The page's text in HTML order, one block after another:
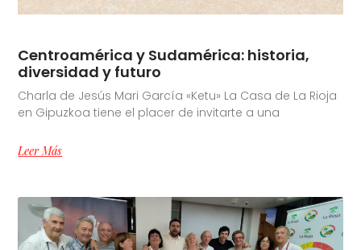
Centroamérica y Sudamérica: historia,
diversidad y futuro
Charla de Jesús Mari García «Ketu» La Casa de La Rioja
en Gipuzkoa tiene el placer de invitarte a una
Leer Más